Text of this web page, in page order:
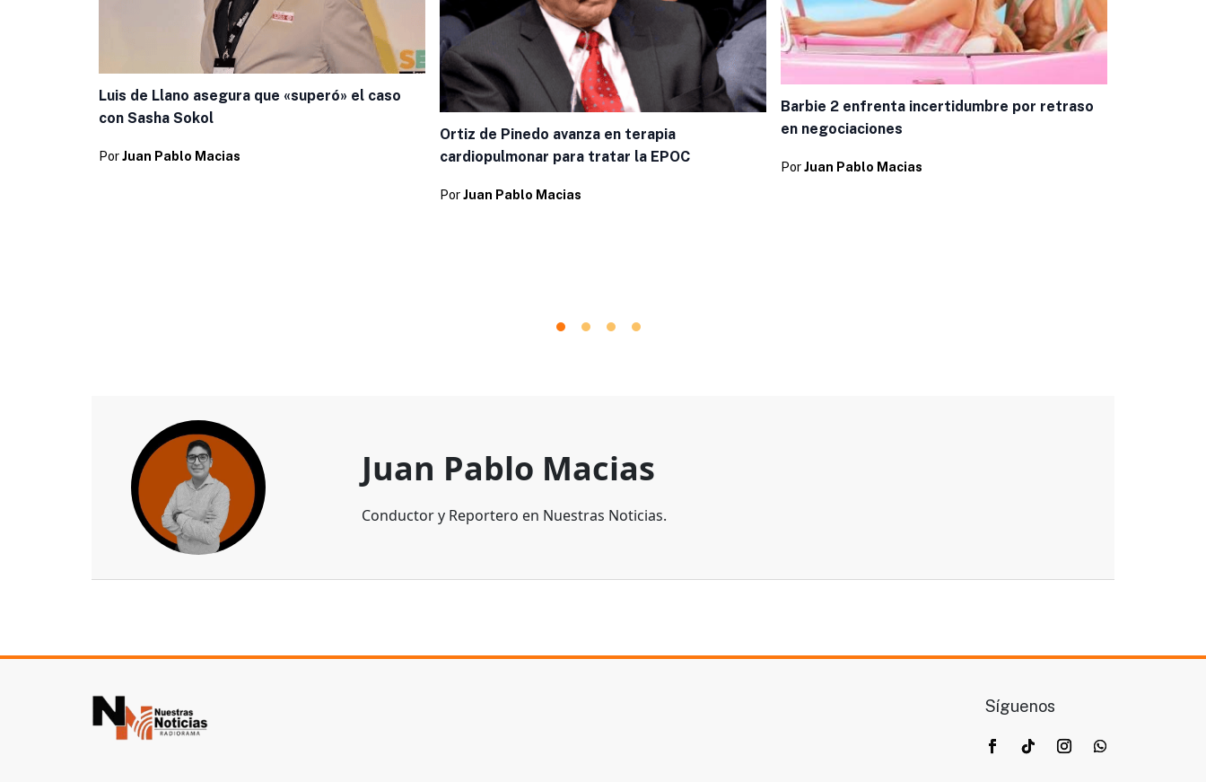
Luis de Llano asegura que «superó» el caso
con Sasha Sokol
PorJuan Pablo Macias
Ortiz de Pinedo avanza en terapia
cardiopulmonar para tratar la EPOC
PorJuan Pablo Macias
Barbie 2 enfrenta incertidumbre por retraso
en negociaciones
PorJuan Pablo Macias
Juan Pablo Macias
Conductor y Reportero en Nuestras Noticias.
Síguenos